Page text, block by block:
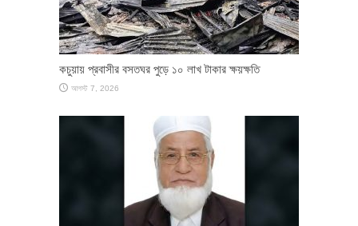
কচুয়ায় প্রবাসীর বসতঘর পুড়ে ১০ লাখ টাকার ক্ষয়ক্ষতি
আগস্ট 7, 2026